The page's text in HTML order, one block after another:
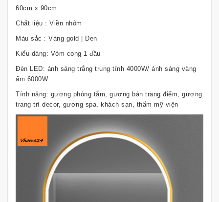
60cm x 90cm
Chất liệu : Viền nhôm
Màu sắc : Vàng gold | Đen
Kiểu dáng: Vòm cong 1 đầu
Đèn LED: ánh sáng trắng trung tính 4000W/ ánh sáng vàng
ấm 6000W
Tính năng: gương phòng tắm, gương bàn trang điểm, gương
trang trí decor, gương spa, khách sạn, thẩm mỹ viện